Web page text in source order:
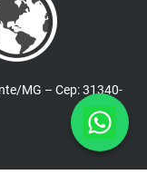
MG – Cep: 31340-